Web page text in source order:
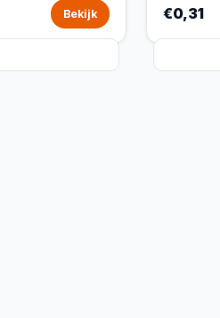
Bekijk €0,31